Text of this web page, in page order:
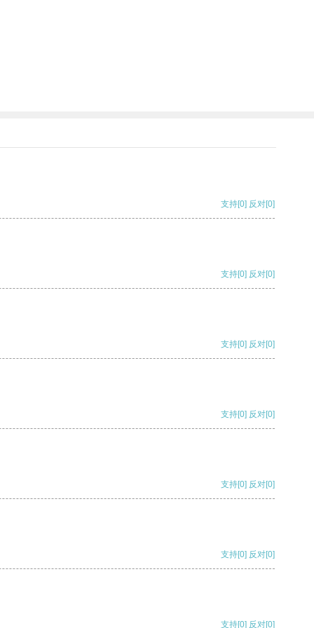
支持[0] 反对[0]
支持[0] 反对[0]
支持[0] 反对[0]
支持[0] 反对[0]
支持[0] 反对[0]
支持[0] 反对[0]
支持[0] 反对[0]